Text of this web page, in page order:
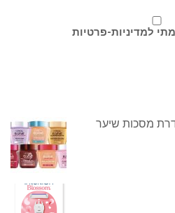
למדיניות-פרטיות
מסכות שיער